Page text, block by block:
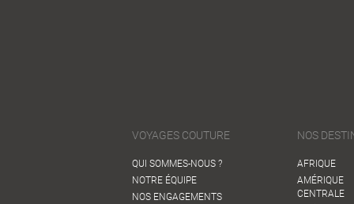
VOYAGES COUTURE
QUI SOMMES-NOUS ?
NOTRE ÉQUIPE
NOS ENGAGEMENTS
NOS
AFRIQUE
AMÉRIQUE
CENTRALE